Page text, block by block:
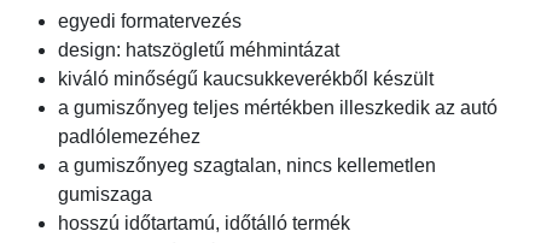
egyedi formatervezés
design: hatszögletű méhmintázat
kiváló minőségű kaucsukkeverékből készült
a gumiszőnyeg teljes mértékben illeszkedik az autó
padlólemezéhez
a gumiszőnyeg szagtalan, nincs kellemetlen
gumiszaga
hosszú időtartamú, időtálló termék